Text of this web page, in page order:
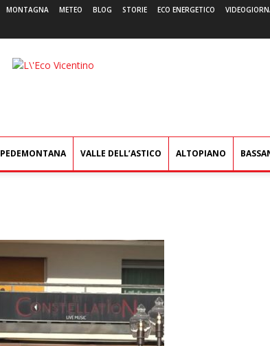
MONTAGNA METEO BLOG STORIE ECO ENERGETICO
L'Eco
PEDEMONTANA VALLE DELL’ASTICO ALTOPIANO